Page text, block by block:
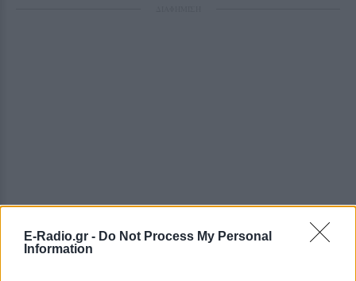
E-Radio.gr - Do Not Process My Personal
Information